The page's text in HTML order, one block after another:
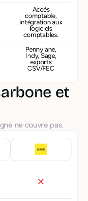
Accès
comptable,
intégration aux
logiciels
comptables.
Pennylane,
Indy, Sage,
exports
CSV/FEC
et
ne couvre pas.